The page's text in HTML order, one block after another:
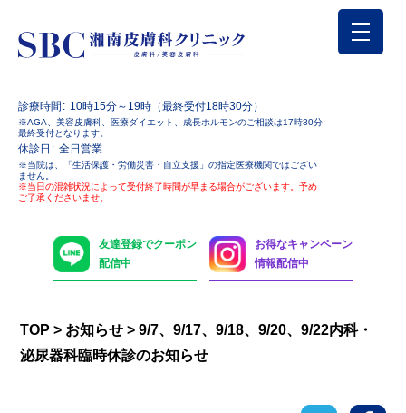
診療時間 10時15分～19時（最終受付18時30分）
※AGA、美容皮膚科、医療ダイエット、成長ホルモンのご相談は17時30分
最終受付となります。
休診日 全日営業
※当院は、「生活保護・労働災害・自立支援」の指定医療機関ではござい
ません。
※当日の混雑状況によって受付終了時間が早まる場合がございます。予め
ご了承くださいませ。
友達登録でクーポン
配信中
お得なキャンペーン
情報配信中
TOP > お知らせ >9/7、9/17、9/18、9/20、9/22内科・
泌尿器科臨時休診のお知らせ